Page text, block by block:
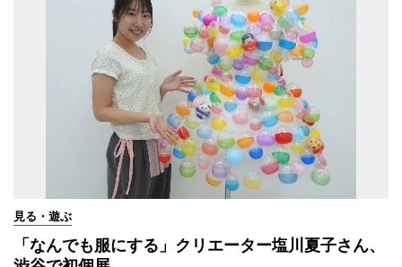
見る・遊ぶ
「なんでも服にする」クリエーター塩川夏子さん、